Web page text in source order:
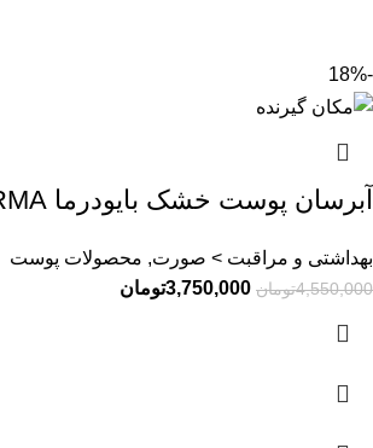
-18%
آبرسان پوست خشک بایودرما BIODERMA
بهداشتی و مراقبت > صورت, محصولات پوست
4,550,000تومان 3,750,000تومان